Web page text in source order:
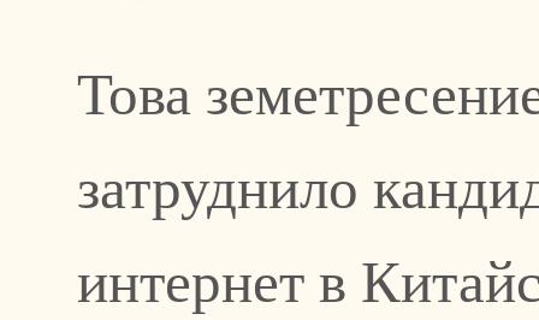
Това
затруднило
интернет в